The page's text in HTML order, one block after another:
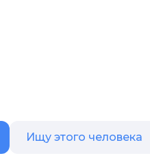
Ищу этого человека